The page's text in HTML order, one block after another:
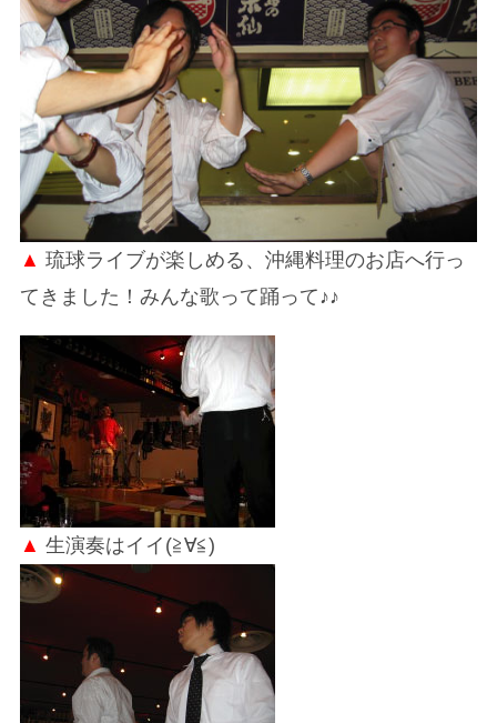
▲ 琉球ライブが楽しめる、沖縄料理のお店へ行っ
てきました！みんな歌って踊って♪♪
▲ 生演奏はイイ(≧∀≦)